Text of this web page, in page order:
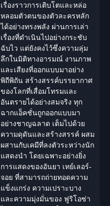
เรื่องราวการเติบโตและหล่อ
หลอมตัวตนของตัวละครหลัก
ได้อย่างทรงพลัง ผ่านการเล่า
เรื่องที่ดำเนินไปอย่างกระชับ
ฉับไว แต่ยังคงไว้ซึ่งความลุ่ม
ลึกในมิติทางอารมณ์ งานภาพ
และเสียงที่ออกแบบมาอย่าง
พิถีพิถัน สร้างสรรค์บรรยากาศ
ของโลกที่เสื่อมโทรมและ
อันตรายได้อย่างสมจริง ทุก
ฉากแอ็คชั่นถูกออกแบบมา
อย่างชาญฉลาด เต็มไปด้วย
ความดุดันและสร้างสรรค์ ผสม
ผสานกับเคมีที่ลงตัวระหว่างนัก
แสดงนำ โดยเฉพาะอย่างยิ่ง
การแสดงของอันยา เทย์เลอร์-
จอย ที่สามารถถ่ายทอดความ
แข็งแกร่ง ความเปราะบาง
และความมุ่งมั่นของ ฟูริโอซ่า